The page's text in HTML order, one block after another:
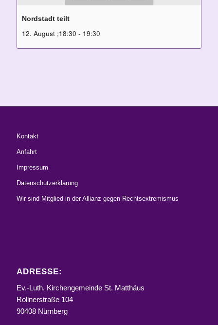
Nordstadt teilt
12. August ;18:30 - 19:30
Kontakt
Anfahrt
Impressum
Datenschutzerklärung
Wir sind Mitglied in der Allianz gegen Rechtsextremismus
ADRESSE:
Ev.-Luth. Kirchengemeinde St. Matthäus
Rollnerstraße 104
90408 Nürnberg